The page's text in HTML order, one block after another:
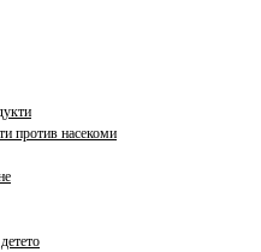
против насекоми